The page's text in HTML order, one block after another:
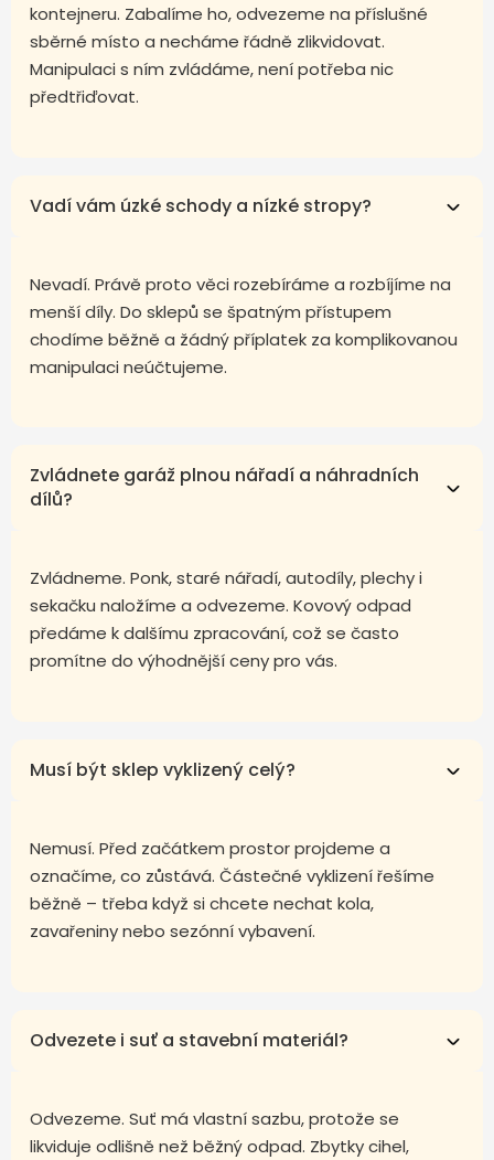
kontejneru. Zabalíme ho, odvezeme na příslušné
sběrné místo a necháme řádně zlikvidovat.
Manipulaci s ním zvládáme, není potřeba nic
předtřiďovat.
Vadí vám úzké schody a nízké stropy?
Nevadí. Právě proto věci rozebíráme a rozbíjíme na
menší díly. Do sklepů se špatným přístupem
chodíme běžně a žádný příplatek za komplikovanou
manipulaci neúčtujeme.
Zvládnete garáž plnou nářadí a náhradních
dílů?
Zvládneme. Ponk, staré nářadí, autodíly, plechy i
sekačku naložíme a odvezeme. Kovový odpad
předáme k dalšímu zpracování, což se často
promítne do výhodnější ceny pro vás.
Musí být sklep vyklizený celý?
Nemusí. Před začátkem prostor projdeme a
označíme, co zůstává. Částečné vyklizení řešíme
běžně – třeba když si chcete nechat kola,
zavařeniny nebo sezónní vybavení.
Odvezete i suť a stavební materiál?
Odvezeme. Suť má vlastní sazbu, protože se
likviduje odlišně než běžný odpad. Zbytky cihel,